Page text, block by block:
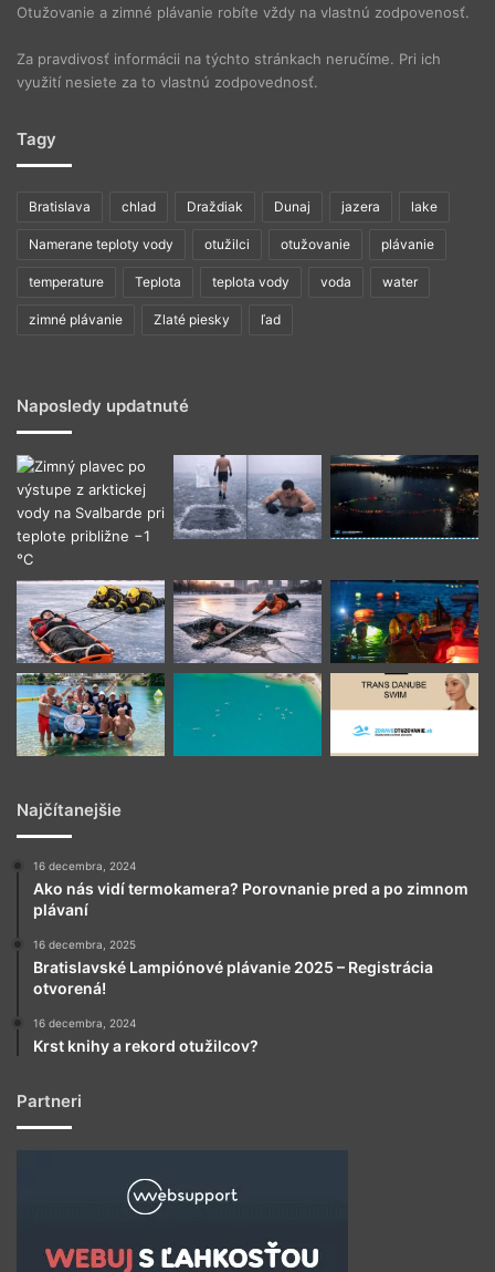
Otužovanie a zimné plávanie robíte vždy na vlastnú zodpovenosť.
Za pravdivosť informácii na týchto stránkach neručíme. Pri ich
využití nesiete za to vlastnú zodpovednosť.
Tagy
Bratislava chlad Draždiak Dunaj jazera lake
Namerane teploty vody otužilci otužovanie plávanie
temperature Teplota teplota vody voda water
zimné plávanie Zlaté piesky ľad
Naposledy updatnuté
Najčítanejšie
16 decembra, 2024
Ako nás vidí termokamera? Porovnanie pred a po zimnom
plávaní
16 decembra, 2025
Bratislavské Lampiónové plávanie 2025 – Registrácia
otvorená!
16 decembra, 2024
Krst knihy a rekord otužilcov?
Partneri